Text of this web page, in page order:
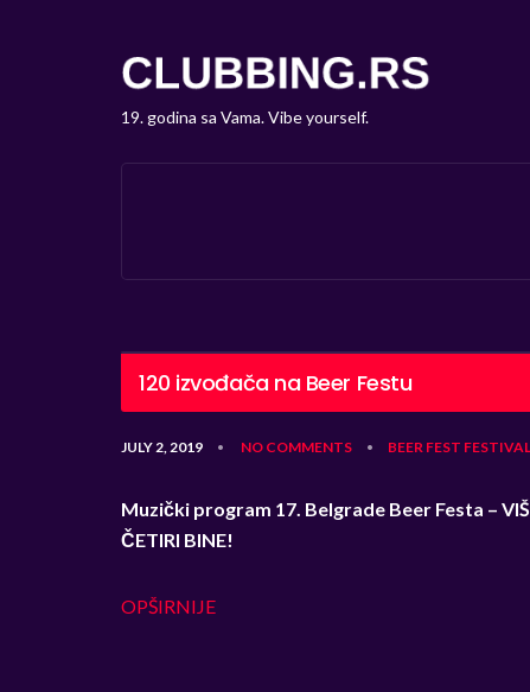
19. godina sa Vama. Vibe yourself.
120 izvođača na Beer Festu
JULY 2, 2019 • NO COMMENTS • BEER FEST
Muzički program 17. Belgrade Beer Festa –
ČETIRI BINE!
OPŠIRNIJE